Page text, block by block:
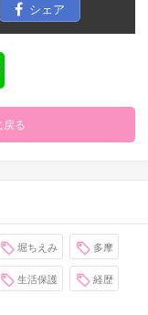
シェア
戻る
堀ちえみ 多摩
生活保護 経歴